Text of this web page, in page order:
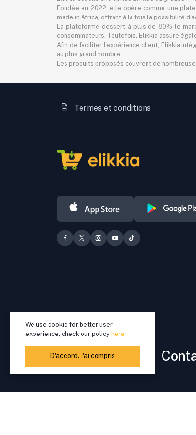
Fondée en 2022, elle opère comme une
made in Africa, offrant à la fois la possibilité
La plateforme dessert à plus de 80% le
consommateurs. Toutefois, Elikkia assure
Afin de faciliter l'expérience client, Elikkia
au plus grand nombre.
Les produits proposés couvrent de
Termes et conditions
Besoin d'aide ?
We use cookie for better user
experience, check our policy here
D'accord. J'ai compris